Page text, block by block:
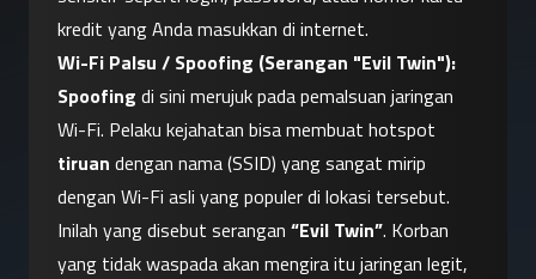
kredit yang Anda masukkan di internet.
Wi-Fi Palsu / Spoofing (Serangan "Evil Twin"):
Spoofing di sini merujuk pada pemalsuan jaringan
tiruan dengan nama (SSID) yang sangat mirip
dengan Wi-Fi asli yang populer di lokasi tersebut.
Inilah yang disebut serangan “Evil Twin”. Korban
yang tidak waspada akan mengira itu jaringan legit,